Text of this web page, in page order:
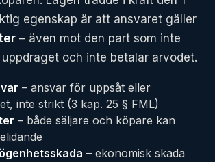
egenskap är att ansvaret gäller
– även mot den part som inte
och inte betalar arvodet.
– ansvar för uppsåt eller
inte strikt (3 kap. 25 § FML)
– både säljare och köpare kan
– ekonomisk skada